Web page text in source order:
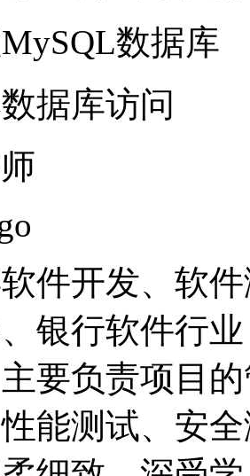
数据库
据库访问
件开发、软
银行软件行
要负责项目
能测试、安